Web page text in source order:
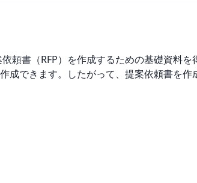
書（RFP）を作成するための基礎資料を
成できます。したがって、提案依頼書を作